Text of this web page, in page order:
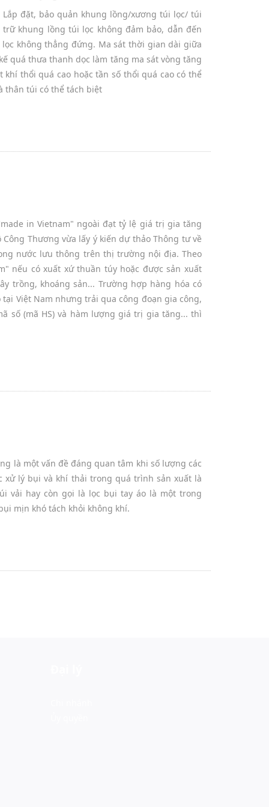
đặt, bảo quản khung lồng/xương túi lọc/ túi
khung lồng túi lọc không đảm bảo, dẫn đến
không thẳng đứng. Ma sát thời gian dài giữa
quá thưa thanh dọc làm tăng ma sát vòng tăng
thổi quá cao hoặc tần số thổi quá cao có thể
thân túi có thể tách biệt
in Vietnam" ngoài đạt tỷ lệ giá trị gia tăng
Thương vừa lấy ý kiến dự thảo Thông tư về
nước lưu thông trên thị trường nội địa. Theo
nếu có xuất xứ thuần túy hoặc được sản xuất
trồng, khoáng sản... Trường hợp hàng hóa có
Việt Nam nhưng trải qua công đoạn gia công,
số (mã HS) và hàm lượng giá trị gia tăng... thì
là một vấn đề đáng quan tâm khi số lượng các
xử lý bụi và khí thải trong quá trình sản xuất là
vải hay còn gọi là lọc bụi tay áo là một trong
mịn khó tách khỏi không khí.